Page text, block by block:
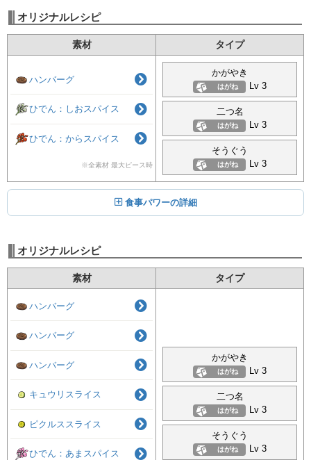
オリジナルレシピ
素材 タイプ
ハンバーグ
ひでん：しおスパイス
ひでん：からスパイス
※全素材 最大ピース時
かがやき
はがね Lv 3
二つ名
はがね Lv 3
そうぐう
はがね Lv 3
食事パワーの詳細
オリジナルレシピ
素材 タイプ
ハンバーグ
ハンバーグ
ハンバーグ
キュウリスライス
ピクルススライス
ひでん：あまスパイス
かがやき
はがね Lv 3
二つ名
はがね Lv 3
そうぐう
はがね Lv 3